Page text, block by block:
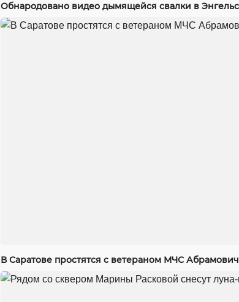
Обнародовано видео дымящейся свалки в
В Саратове простятся с ветераном МЧС